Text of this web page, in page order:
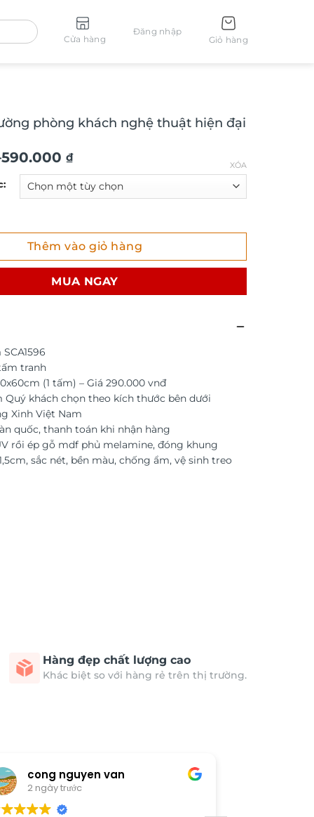
Cửa hàng
Đăng nhập
Giỏ hàng
phòng khách nghệ thuật hiện đại
590.000 ₫
XÓA
phòng khách nghệ thuật hiện đại SCA1596 số lượng
Thêm vào giỏ hàng
MUA NGAY
tranh
(1 tấm) – Giá 290.000 vnđ
Quý khách chọn theo kích thước bên dưới
Xinh Việt Nam
quốc, thanh toán khi nhận hàng
rồi ép gỗ mdf phủ melamine, đóng khung
sắc nét, bền màu, chống ẩm, vệ sinh treo
Hàng đẹp chất lượng cao
Khác biệt so với hàng rẻ trên thị trường.
cong nguyen van
2 ngày trước